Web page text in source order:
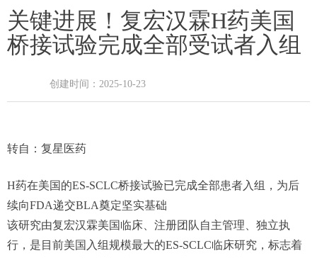
关键进展！复宏汉霖H药美国
桥接试验完成全部受试者入组
转自：复星医药
H药在美国的ES-SCLC桥接试验已完成全部患者入组，为后
续向FDA递交BLA奠定坚实基础
该研究由复宏汉霖美国临床、注册团队自主管理、独立执
行，是目前美国入组规模最大的ES-SCLC临床研究，标志着
创建时间： 2025-10-23